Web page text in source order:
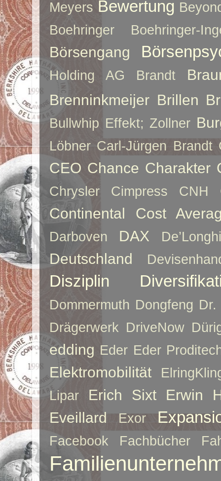
Meyers Bewertung
Boehringer
Boehringer-
Börsengang
Holding AG Brandt
Brenninkmeijer Brillen
Bullwhip Effekt; Zollner
Löbner Carl-Jürgen Brandt
CEO Chance Charakter
Chrysler Cimpress CNH
Continental Cost
Darboven DAX De’Longhi
Deutschland
Disziplin
Dommermuth Dongfeng Dr.
Drägerwerk DriveNow
edding Eder Eder
Elektromobilität
Lipar
Erich Sixt
Erwin
Eveillard
Exor
Facebook Fachbücher